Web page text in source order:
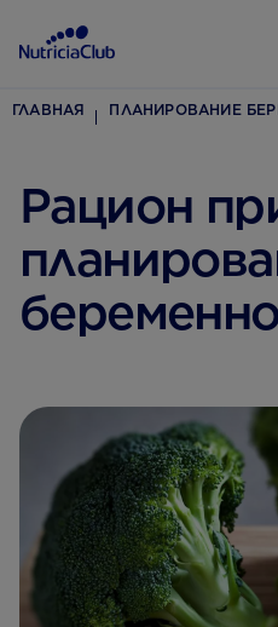
ГЛАВНАЯ ПЛАНИРОВАНИЕ
Рацион